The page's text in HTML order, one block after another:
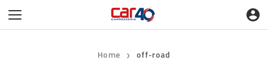
Home ❯ off-road